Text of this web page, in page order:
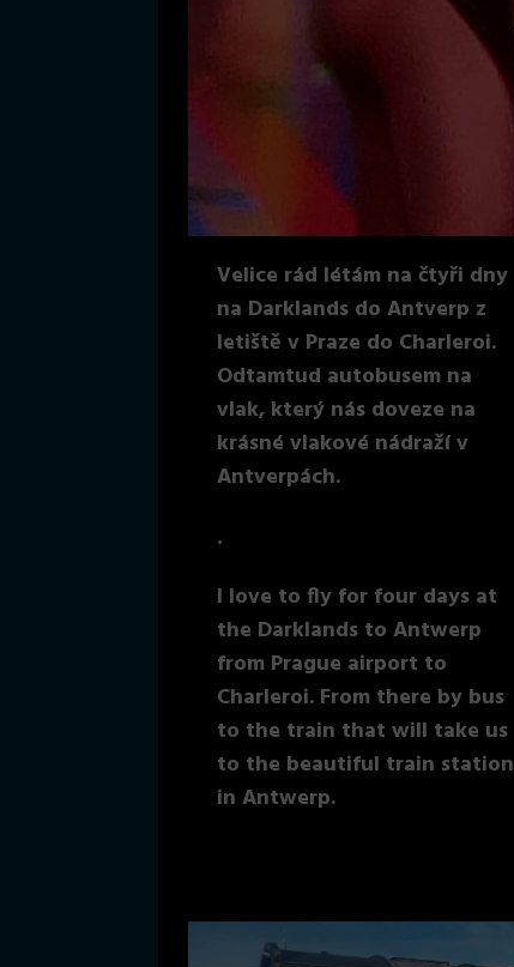
Velice rád létám na čtyři dny
na Darklands do Antverp z
letiště v Praze do Charleroi.
Odtamtud autobusem na
vlak, který nás doveze na
krásné vlakové nádraží v
Antverpách.
.
I love to fly for four days at
the Darklands to Antwerp
from Prague airport to
Charleroi. From there by bus
to the train that will take us
to the beautiful train station
in Antwerp.